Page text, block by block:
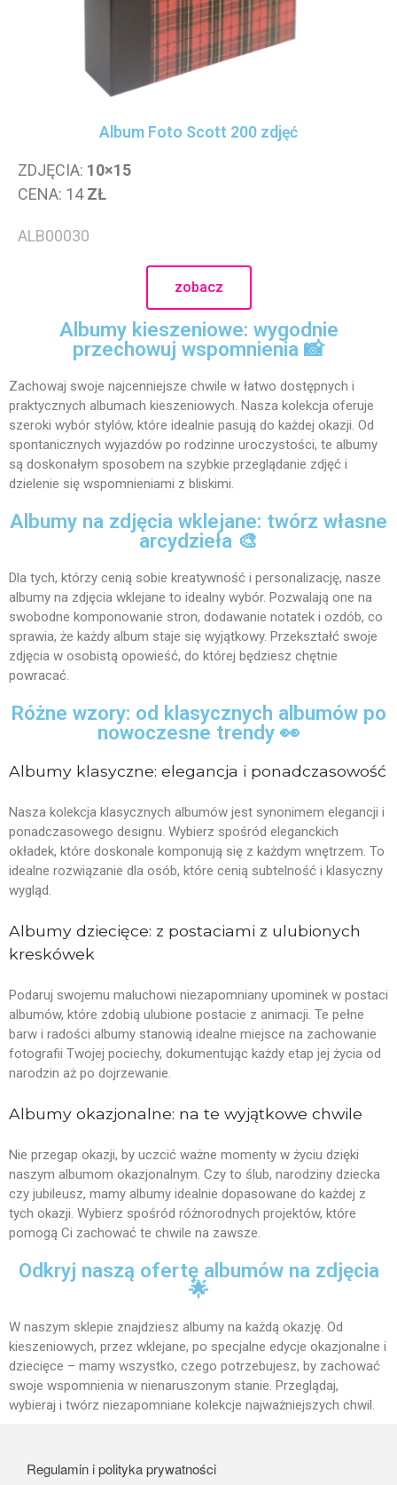
Album Foto Scott 200 zdjęć
ZDJĘCIA: 10×15
CENA: 14ZŁ
ALB00030
zobacz
Albumy kieszeniowe: wygodnie
przechowuj wspomnienia 📸
Zachowaj swoje najcenniejsze chwile w łatwo dostępnych i
praktycznych albumach kieszeniowych. Nasza kolekcja oferuje
szeroki wybór stylów, które idealnie pasują do każdej okazji. Od
spontanicznych wyjazdów po rodzinne uroczystości, te albumy
są doskonałym sposobem na szybkie przeglądanie zdjęć i
dzielenie się wspomnieniami z bliskimi.
Albumy na zdjęcia wklejane: twórz własne
arcydzieła 🎨
Dla tych, którzy cenią sobie kreatywność i personalizację, nasze
albumy na zdjęcia wklejane to idealny wybór. Pozwalają one na
swobodne komponowanie stron, dodawanie notatek i ozdób, co
sprawia, że każdy album staje się wyjątkowy. Przekształć swoje
zdjęcia w osobistą opowieść, do której będziesz chętnie
powracać.
Różne wzory: od klasycznych albumów po
nowoczesne trendy 👀
Albumy klasyczne: elegancja i ponadczasowość
Nasza kolekcja klasycznych albumów jest synonimem elegancji i
ponadczasowego designu. Wybierz spośród eleganckich
okładek, które doskonale komponują się z każdym wnętrzem. To
idealne rozwiązanie dla osób, które cenią subtelność i klasyczny
wygląd.
Albumy dziecięce: z postaciami z ulubionych
kreskówek
Podaruj swojemu maluchowi niezapomniany upominek w postaci
albumów, które zdobią ulubione postacie z animacji. Te pełne
barw i radości albumy stanowią idealne miejsce na zachowanie
fotografii Twojej pociechy, dokumentując każdy etap jej życia od
narodzin aż po dojrzewanie.
Albumy okazjonalne: na te wyjątkowe chwile
Nie przegap okazji, by uczcić ważne momenty w życiu dzięki
naszym albumom okazjonalnym. Czy to ślub, narodziny dziecka
czy jubileusz, mamy albumy idealnie dopasowane do każdej z
tych okazji. Wybierz spośród różnorodnych projektów, które
pomogą Ci zachować te chwile na zawsze.
Odkryj naszą ofertę albumów na zdjęcia
🌟
W naszym sklepie znajdziesz albumy na każdą okazję. Od
kieszeniowych, przez wklejane, po specjalne edycje okazjonalne i
dziecięce – mamy wszystko, czego potrzebujesz, by zachować
swoje wspomnienia w nienaruszonym stanie. Przeglądaj,
wybieraj i twórz niezapomniane kolekcje najważniejszych chwil.
Regulamin i polityka prywatności